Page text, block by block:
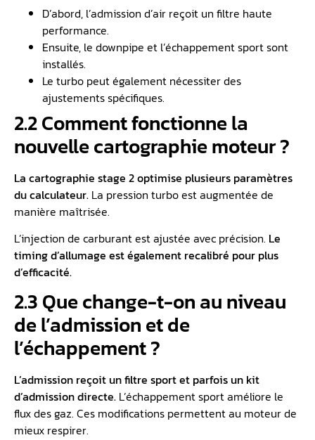
D’abord, l’admission d’air reçoit un filtre haute
performance.
Ensuite, le downpipe et l’échappement sport sont
installés.
Le turbo peut également nécessiter des
ajustements spécifiques.
2.2 Comment fonctionne la
nouvelle cartographie moteur ?
La cartographie stage 2 optimise plusieurs paramètres
du calculateur. La pression turbo est augmentée de
manière maîtrisée.
L’injection de carburant est ajustée avec précision. Le
timing d’allumage est également recalibré pour plus
d’efficacité.
2.3 Que change-t-on au niveau
de l’admission et de
l’échappement ?
L’admission reçoit un filtre sport et parfois un kit
d’admission directe. L’échappement sport améliore le
flux des gaz. Ces modifications permettent au moteur de
mieux respirer.